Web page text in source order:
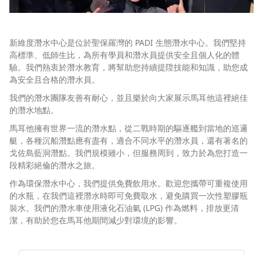
新維度潛水中心是位於聖保羅灣的 PADI 生態潛水中心。我們堅持
高標準、低師生比，為所有學員和潛水員提供安全且個人化的體
驗。我們熱衷於潛水教育，將幫助您持續提陞技能和知識，助您成
為安全且合格的潛水員。
我們的潛水團隊友善有耐心，並且樂於向大家展示馬耳他這裡絕佳
的潛水地點。
馬耳他擁有世界一流的潛水點，從二戰時期的驅逐艦到當地的巡邏
艇，各種沉船潛點應有盡有，適合不同水平的潛水員，還有著名的
戈佐島藍洞潛點。我們規模雖小，但服務周到，致力於為您打造一
段精彩絕倫的潛水之旅。
作為環保潛水中心，我們提供免費飲用水。歡迎您攜帶可重複使用
的水瓶，在我們這裡潛水時即可免費取水，避免購買一次性塑膠瓶
裝水。我們的潛水車使用液化石油氣 (LPG) 作為燃料，排放更清
潔，有助於您在馬耳他期間減少對環境的影響。